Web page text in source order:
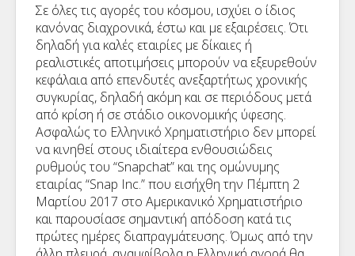
Σε όλες τις αγορές του κόσμου, ισχύει ο ίδιος
κανόνας διαχρονικά, έστω και με εξαιρέσεις. Ότι
δηλαδή για καλές εταιρίες με δίκαιες ή
ρεαλιστικές αποτιμήσεις μπορούν να εξευρεθούν
κεφάλαια από επενδυτές ανεξαρτήτως χρονικής
συγκυρίας, δηλαδή ακόμη και σε περιόδους μετά
από κρίση ή σε στάδιο οικονομικής ύφεσης.
Ασφαλώς το Ελληνικό Χρηματιστήριο δεν μπορεί
να κινηθεί στους ιδιαίτερα ενθουσιώδεις
ρυθμούς του “Snapchat” και της ομώνυμης
εταιρίας “Snap Inc.” που εισήχθη την Πέμπτη 2
Μαρτίου 2017 στο Αμερικανικό Χρηματιστήριο
και παρουσίασε σημαντική απόδοση κατά τις
πρώτες ημέρες διαπραγμάτευσης. Όμως από την